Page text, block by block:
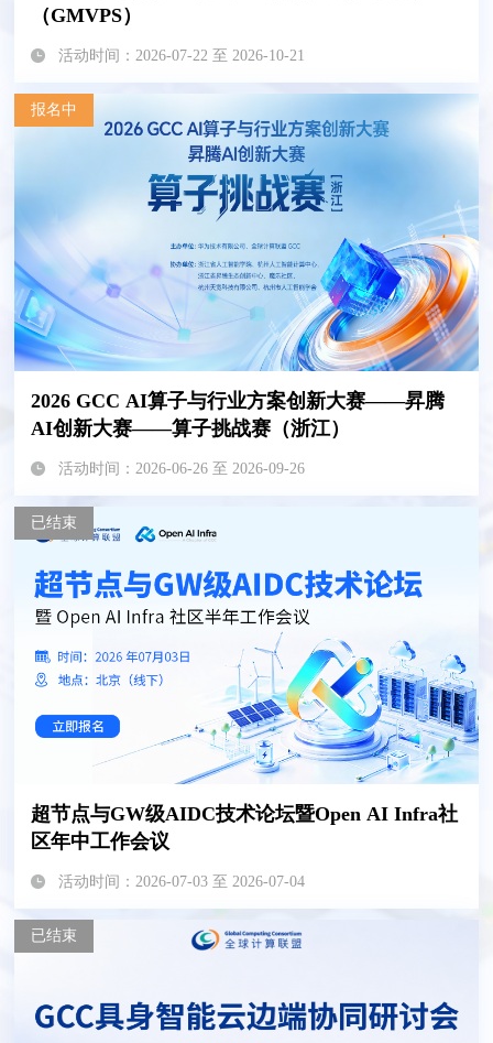
（GMVPS）
活动时间：2026-07-22 至 2026-10-21
报名中
2026 GCC AI算子与行业方案创新大赛——昇腾
AI创新大赛——算子挑战赛（浙江）
活动时间：2026-06-26 至 2026-09-26
已结束
超节点与GW级AIDC技术论坛暨Open AI Infra社
区年中工作会议
活动时间：2026-07-03 至 2026-07-04
已结束